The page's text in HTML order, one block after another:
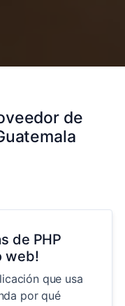
de
de PHP
web!
que usa